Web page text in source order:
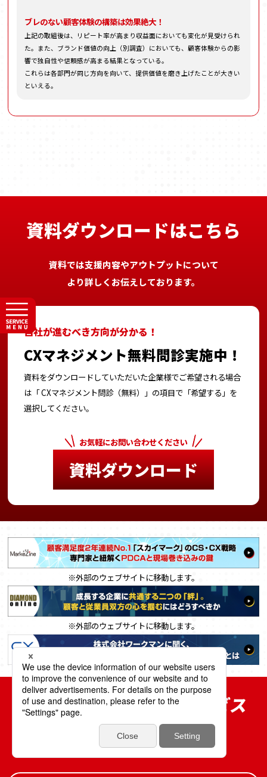
ブレのない顧客体験の構築は効果絶大！
上記の取組後は、リピート率が高まり収益面においても変化が見受けられ
た。また、ブランド価値の向上（別調査）においても、顧客体験からの影
響で独自性や信頼感が高まる結果となっている。
これらは各部門が同じ方向を向いて、提供価値を磨き上げたことが大きい
といえる。
資料ダウンロードはこちら
資料では支援内容やアウトプットについて
より詳しくお伝えしております。
CXマネジメント無料問診実施中！
資料をダウンロードしていただいた企業様でご希望される場合
は 「 CXマネジメント問診（無料）」の項目で「希望する」を
選択してください。
お気軽にお問い合わせください
資料ダウンロード
※外部のウェブサイトに移動します。
※外部のウェブサイトに移動します。